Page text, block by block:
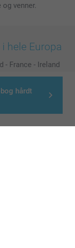
hårdt
venner.
hele Europa
- France - Ireland
- Suisse -
-